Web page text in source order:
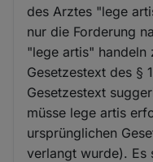
des Arztes "lege
nur die Forderung
"lege artis" handeln
Gesetzestext des §
Gesetzestext
müsse lege artis
ursprünglichen
verlangt wurde). Es